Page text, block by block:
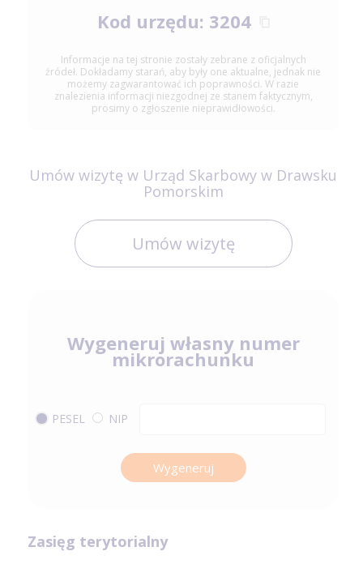
Kod urzędu: 3204
Informacje na tej stronie zostały zebrane z oficjalnych
źródeł. Dokładamy starań, aby były one aktualne, jednak nie
możemy zagwarantować ich poprawności. W razie
znalezienia informacji niezgodnej ze stanem faktycznym,
prosimy o zgłoszenie nieprawidłowości.
Umów wizytę w Urząd Skarbowy w Drawsku
Pomorskim
Umów wizytę
Wygeneruj własny numer
mikrorachunku
PESEL NIP
Wygeneruj
Zasięg terytorialny